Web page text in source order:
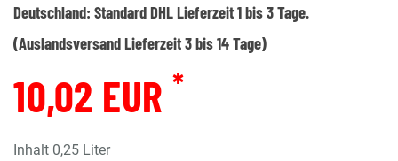
Deutschland: Standard DHL Lieferzeit 1 bis 3 Tage.
(Auslandsversand Lieferzeit 3 bis 14 Tage)
10,02 EUR *
Inhalt 0,25 Liter